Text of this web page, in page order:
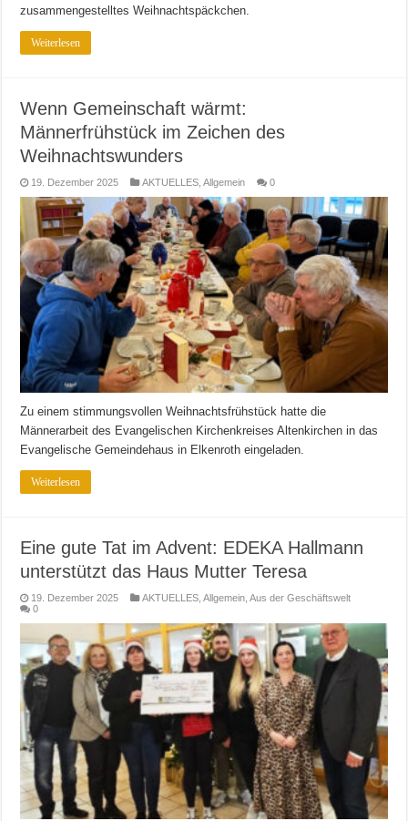
zusammengestelltes Weihnachtspäckchen.
Weiterlesen
Wenn Gemeinschaft wärmt:
Männerfrühstück im Zeichen des
Weihnachtswunders
19. Dezember 2025 AKTUELLES ,Allgemein 0
Zu einem stimmungsvollen Weihnachtsfrühstück hatte die
Männerarbeit des Evangelischen Kirchenkreises Altenkirchen in das
Evangelische Gemeindehaus in Elkenroth eingeladen.
Weiterlesen
Eine gute Tat im Advent: EDEKA Hallmann
unterstützt das Haus Mutter Teresa
19. Dezember 2025 AKTUELLES ,Allgemein ,Aus der Geschäftswelt
0